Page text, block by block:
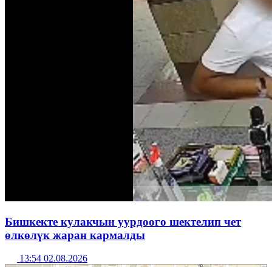
Бишкекте кулакчын уурдоого шектелип чет
өлкөлүк жаран кармалды
13:54 02.08.2026